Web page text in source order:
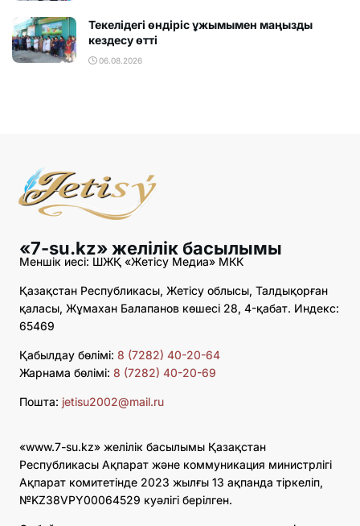
Текелідегі өндіріс ұжымымен маңызды
кездесу өтті
06.08.2026
«7-su.kz» желілік басылымы
Меншік иесі: ШЖҚ «Жетісу Медиа» МКК
Қазақстан Республикасы, Жетісу облысы, Талдықорған
қаласы, Жұмахан Балапанов көшесі 28, 4-қабат. Индекс:
65469
Қабылдау бөлімі: 8 (7282) 40-20-64
Жарнама бөлімі: 8 (7282) 40-20-69
Пошта: jetisu2002@mail.ru
«www.7-su.kz» желілік басылымы Қазақстан
Республикасы Ақпарат және коммуникация министрлігі
Ақпарат комитетінде 2023 жылғы 13 ақпанда тіркеліп,
№KZ38VPY00064529 куәлігі берілген.